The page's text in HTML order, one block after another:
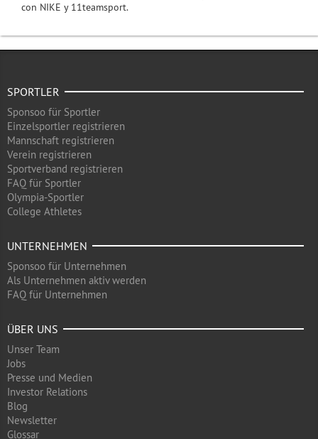
con NIKE y 11teamsport.
SPORTLER
Sponsoo für Sportler
Einzelsportler registrieren
Mannschaft registrieren
Verein registrieren
Sportverband registrieren
FAQ für Sportler
Olympia-Sportler
College Athletes
UNTERNEHMEN
Sponsoo für Unternehmen
Als Unternehmen aktiv werden
FAQ für Unternehmen
ÜBER UNS
Unser Team
Jobs
Presse und Medien
Investor Relations
Blog
Newsletter
Glossar